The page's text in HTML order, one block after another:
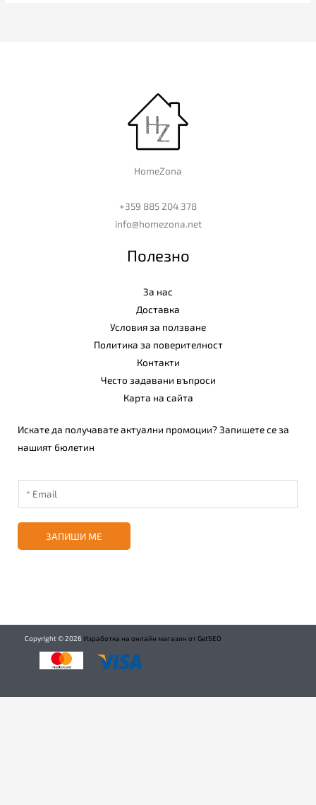
HomeZona
+359 885 204 378
info@homezona.net
Полезно
За нас
Доставка
Условия за ползване
Политика за поверителност
Контакти
Често задавани въпроси
Карта на сайта
Искате да получавате актуални промоции? Запишете се за
нашият бюлетин
ЗАПИШИ МЕ
Copyright ©2026 Изработка на онлайн магазин от GetSEO